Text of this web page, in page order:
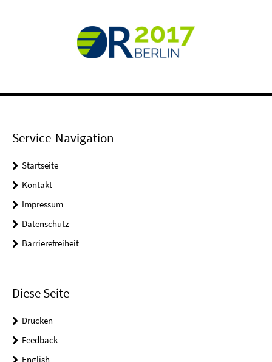
Service-Navigation
Startseite
Kontakt
Impressum
Datenschutz
Barrierefreiheit
Diese Seite
Drucken
Feedback
English